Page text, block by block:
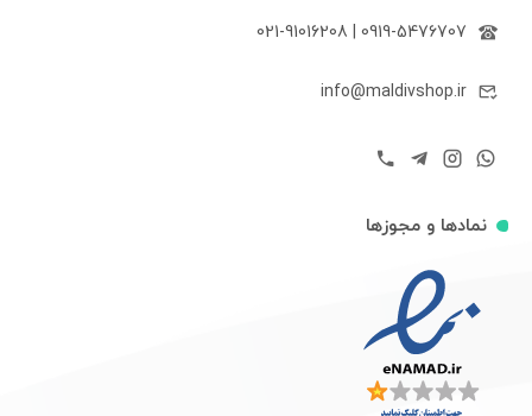
0919-5476707
|
021-91016208
info@maldivshop.ir
نمادها و مجوزها